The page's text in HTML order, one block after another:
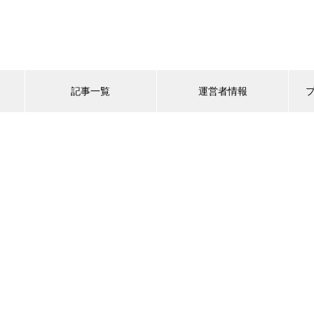
記事一覧 運営者情報